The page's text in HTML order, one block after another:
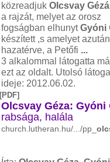
közreadjuk Olcsvay
a rajzát, melyet az orosz
fogságban elhunytGyóni
készített ,s amelyet azután
hazatérve, a Petőfi ...
3 alkalommal látogatta
ezt az oldalt. Utolsó
ideje: 2012.06.02.
[PDF]
Olcsvay Géza: Gyóni
rabsága, halála
church.lutheran.hu/.../pp_